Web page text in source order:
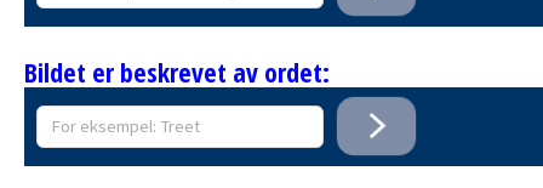
Bildet er beskrevet av ordet: